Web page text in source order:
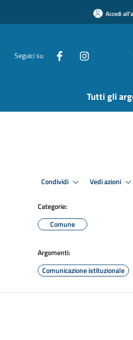
Accedi
Seguici su
Tutti gli
Condividi Vedi azioni
Categorie:
Comune
Argomenti:
Comunicazione istituzionale